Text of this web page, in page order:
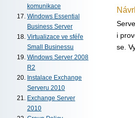
komunikace
Windows Essential
Business Server
Virtualizace ve sféře
Small Businessu
Windows Server 2008
R2
Instalace Exchange
Serveru 2010
Exchange Server
2010
i
se.